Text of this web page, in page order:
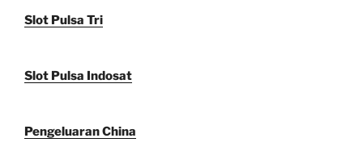
Slot Pulsa Tri
Slot Pulsa Indosat
Pengeluaran China